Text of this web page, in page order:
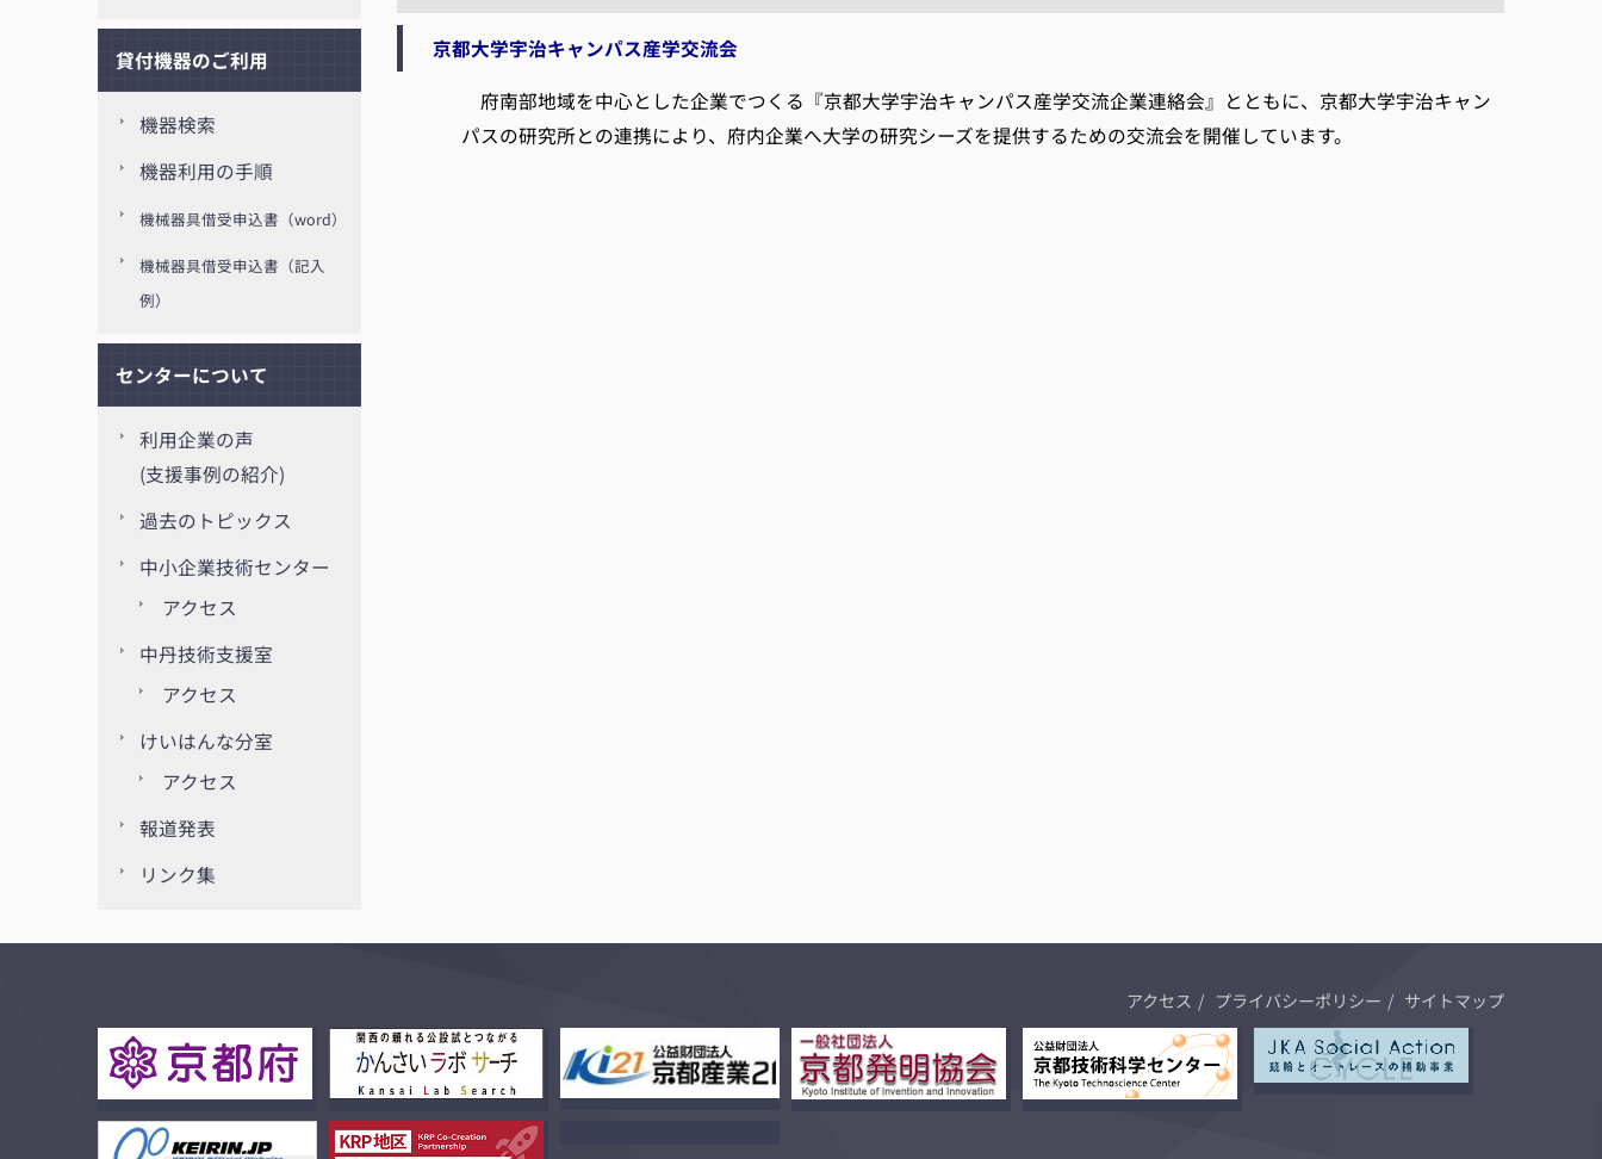
京都大学宇治キャンパス産学交流会
府南部地域を中心とした企業でつくる『京都大学宇治キャンパス産学交流企業連絡会』とともに、京都大学宇治キャン
パスの研究所との連携により、府内企業へ大学の研究シーズを提供するための交流会を開催しています。
貸付機器のご利用
機器検索
機器利用の手順
機械器具借受申込書（word）
機械器具借受申込書（記入
例）
センターについて
利用企業の声
(支援事例の紹介)
過去のトピックス
中小企業技術センター
アクセス
中丹技術支援室
アクセス
けいはんな分室
アクセス
報道発表
リンク集
アクセス プライバシーポリシー サイトマップ